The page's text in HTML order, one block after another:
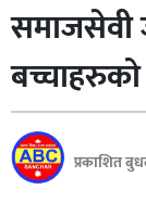
कुटनीती
अर्थ
रसरङ्ग
यौन/
स्वास्थ्य
समाजसेवी
प्रकाशित